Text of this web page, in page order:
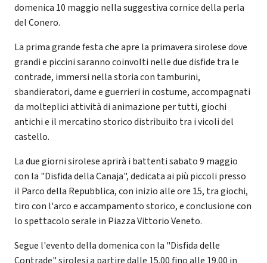
domenica 10 maggio nella suggestiva cornice della perla
del Conero.
La prima grande festa che apre la primavera sirolese dove
grandi e piccini saranno coinvolti nelle due disfide tra le
contrade, immersi nella storia con tamburini,
sbandieratori, dame e guerrieri in costume, accompagnati
da molteplici attività di animazione per tutti, giochi
antichi e il mercatino storico distribuito tra i vicoli del
castello.
La due giorni sirolese aprirà i battenti sabato 9 maggio
con la "Disfida della Canaja", dedicata ai più piccoli presso
il Parco della Repubblica, con inizio alle ore 15, tra giochi,
tiro con l'arco e accampamento storico, e conclusione con
lo spettacolo serale in Piazza Vittorio Veneto.
Segue l'evento della domenica con la "Disfida delle